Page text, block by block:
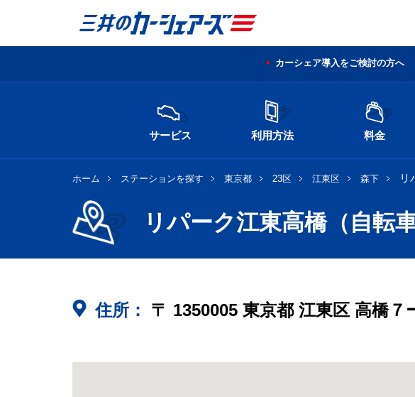
カーシェア導入をご検討の方へ
サービス 利用方法 料金
ホーム ステーションを探す 東京都 23区 江東区 森下 リ
リパーク江東高橋（自転車
住所： 〒 1350005 東京都 江東区 高橋７